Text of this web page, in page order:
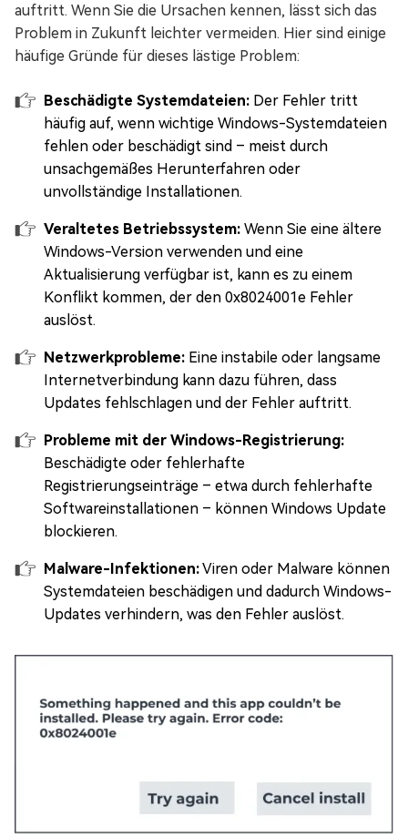
auftritt. Wenn Sie die Ursachen kennen, lässt sich das
Problem in Zukunft leichter vermeiden. Hier sind einige
häufige Gründe für dieses lästige Problem:
Beschädigte Systemdateien: Der Fehler tritt
häufig auf, wenn wichtige Windows-Systemdateien
fehlen oder beschädigt sind – meist durch
unsachgemäßes Herunterfahren oder
unvollständige Installationen.
Veraltetes Betriebssystem: Wenn Sie eine ältere
Windows-Version verwenden und eine
Aktualisierung verfügbar ist, kann es zu einem
Konflikt kommen, der den 0x8024001e Fehler
auslöst.
Netzwerkprobleme: Eine instabile oder langsame
Internetverbindung kann dazu führen, dass
Updates fehlschlagen und der Fehler auftritt.
Probleme mit der Windows-Registrierung:
Beschädigte oder fehlerhafte
Registrierungseinträge – etwa durch fehlerhafte
Softwareinstallationen – können Windows Update
blockieren.
Malware-Infektionen:Viren oder Malware können
Systemdateien beschädigen und dadurch Windows-
Updates verhindern, was den Fehler auslöst.